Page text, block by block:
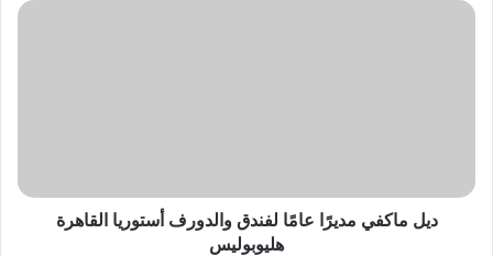
ديل
هليوبوليس
ديل ماكفي مديرًا عامًا لفندق والدورف أستوريا القاهرة
هليوبوليس